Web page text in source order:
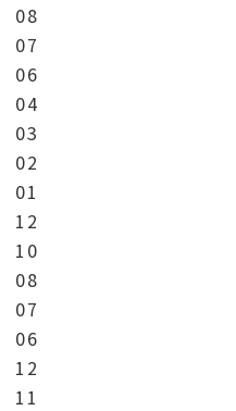
08
07
06
04
03
02
01
12
10
08
07
06
12
11